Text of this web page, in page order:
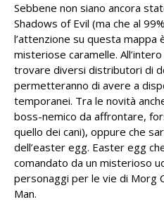
Sebbene non siano ancora
Shadows of Evil (ma che al
l’attenzione su questa mappa
misteriose caramelle.
trovare diversi distributori di
permetteranno di avere a
temporanei. Tra le novità
boss-nemico da affrontare,
quello dei cani), oppure che
dell’easter egg. Easter egg
comandato da un misterioso
personaggi per le vie di Morg
Man.